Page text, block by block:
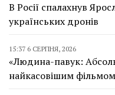
В Росії спалахнув
українських дронів
15:37 6 СЕРПНЯ, 2026
«Людина-павук:
найкасовішим